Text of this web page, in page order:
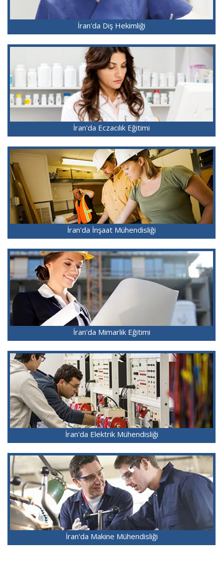
İran'da Diş Hekimliği
İran'da Eczacılık Eğitimi
İran'da İnşaat Mühendisliği
İran'da Mimarlık Eğitimi
İran'da Elektrik Mühendisliği
İran'da Makine Mühendisliği